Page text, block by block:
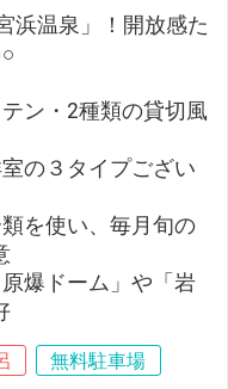
浜温泉」！開放感た
ン・2種類の貸切風
の３タイプござい
を使い、毎月旬の
爆ドーム」や「岩
無料駐車場